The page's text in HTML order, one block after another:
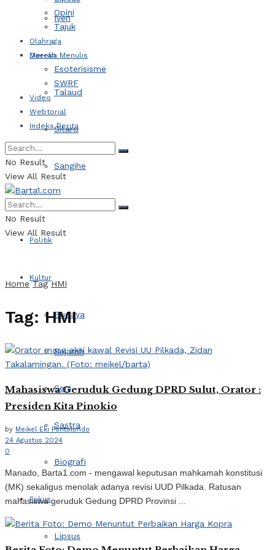
Iven
Daerah
Talaud
Sitaro
Sangihe
Politik
Kultur
Budaya
Sejarah
Seni
Sastra
Biografi
Fokus
Lipsus
Opini
Tajuk
Olahraga
Mereka Menulis
Esoterisisme
SWRF
Video
Webtorial
Indeks Berita
No Result
View All Result
No Result
View All Result
Home Tag HMI
Tag:HMI
Mahasiswa Geruduk Gedung DPRD Sulut, Orator :
Presiden Kita Pinokio
by Meikel Eki Pontolondo
24 Agustus 2024
0
Manado, Barta1.com - mengawal keputusan mahkamah konstitusi
(MK) sekaligus menolak adanya revisi UUD Pilkada. Ratusan
mahasiswa geruduk Gedung DPRD Provinsi ...